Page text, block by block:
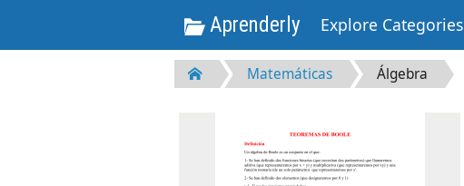
Aprenderly Explore Categories
Matemáticas Álgebra